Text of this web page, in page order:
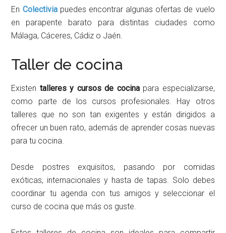
En Colectiviapuedes encontrar algunas ofertas de vuelo
en parapente barato para distintas ciudades como
Málaga, Cáceres, Cádiz o Jaén.
Taller de cocina
Existen talleres y cursos de cocinapara especializarse,
como parte de los cursos profesionales. Hay otros
talleres que no son tan exigentes y están dirigidos a
ofrecer un buen rato, además de aprender cosas nuevas
para tu cocina.
Desde postres exquisitos, pasando por comidas
exóticas, internacionales y hasta de tapas. Solo debes
coordinar tu agenda con tus amigos y seleccionar el
curso de cocina que más os guste.